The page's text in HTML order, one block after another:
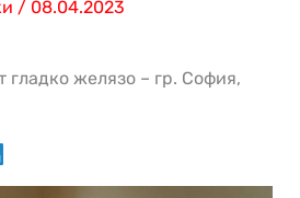
/ 08.04.2023
гладко желязо – гр. София,